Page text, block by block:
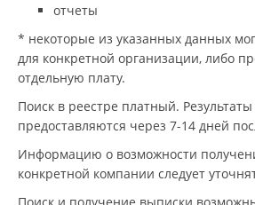
отчеты
* некоторые из указанных данных
для конкретной организации, либо
отдельную плату.
Поиск в реестре платный. Результаты
предоставляются через 7-14 дней
Информацию о возможности
конкретной компании следует